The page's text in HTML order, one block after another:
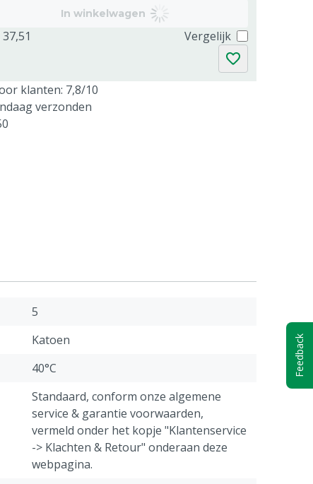
In winkelwagen
Vergelijk
klanten: 7,8/10
verzonden
5
Katoen
40°C
Standaard, conform onze algemene
service & garantie voorwaarden,
vermeld onder het kopje "Klantenservice
-> Klachten & Retour" onderaan deze
webpagina.
Feedback